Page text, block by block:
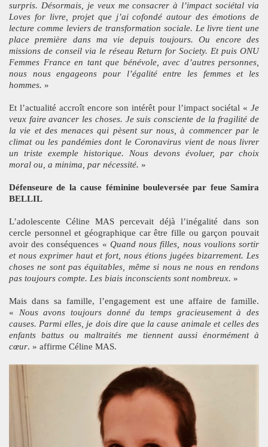
surpris. Désormais, je veux me consacrer à l’impact sociétal via
Loves for livre, projet que j’ai cofondé autour des émotions de
lecture comme leviers de transformation sociale. Le livre tient une
place première dans ma vie depuis toujours. Ou encore des
missions de conseil via le réseau Return for Society. Et puis ONU
Femmes France en tant que bénévole, avec d’autres personnes,
nous nous engageons pour l’égalité entre les femmes et les
hommes. »
Et l’actualité accroît encore son intérêt pour l’impact sociétal « Je
veux faire avancer les choses. Je suis consciente de la fragilité de
la vie et des menaces qui pèsent sur nous, à commencer par le
climat ou les pandémies dont le Coronavirus vient de nous livrer
un triste exemple historique. Nous devons évoluer, par choix
moral ou, a minima, par nécessité. »
Défenseure de la cause féminine bouleversée par feue Samira
BELLIL
L’adolescente Céline MAS percevait déjà l’inégalité dans son
cercle personnel et géographique car être fille ou garçon pouvait
avoir des conséquences « Quand nous filles, nous voulions sortir
et nous exprimer haut et fort, nous étions jugées bizarrement. Les
choses ne sont pas équitables, même si nous ne nous en rendons
pas toujours compte. Les biais inconscients sont nombreux. »
Mais dans sa famille, l’engagement est une affaire de famille.
« Nous avons toujours donné du temps gracieusement à des
causes. Parmi elles, je dois dire que la cause animale et celles des
enfants battus ou maltraités me tiennent aussi énormément à
cœur. » affirme Céline MAS.